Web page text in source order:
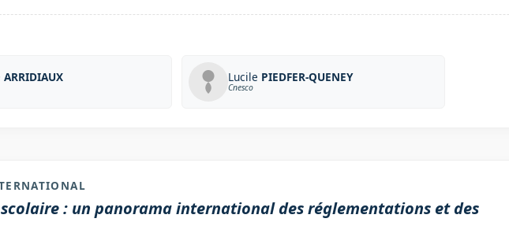
ARRIDIAUX Lucile PIEDFER-QUENEY
Cnesco
scolaire : un panorama international des réglementations et des